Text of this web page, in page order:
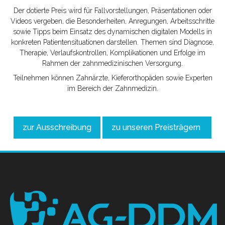
Der dotierte Preis wird für Fallvorstellungen, Präsentationen oder
Videos vergeben, die Besonderheiten, Anregungen, Arbeitsschritte
sowie Tipps beim Einsatz des dynamischen digitalen Modells in
konkreten Patientensituationen darstellen. Themen sind Diagnose,
Therapie, Verlaufskontrollen, Komplikationen und Erfolge im
Rahmen der zahnmedizinischen Ver­sorgung.
Teilnehmen können Zahnärzte, Kieferorthopäden sowie Ex­perten
im Bereich der Zahnmedizin.
zur Ausschreibung zu unseren Preisträgern